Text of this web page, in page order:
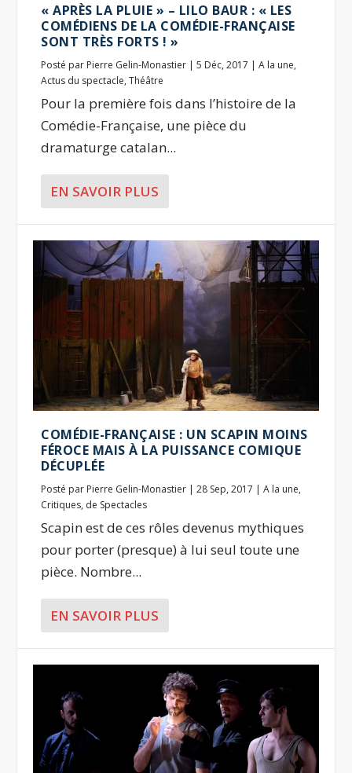
« APRÈS LA PLUIE » – LILO BAUR : « LES
COMÉDIENS DE LA COMÉDIE-FRANÇAISE
SONT TRÈS FORTS ! »
Posté par Pierre Gelin-Monastier |5 Déc, 2017 |A la une,
Actus du spectacle,Théâtre
Pour la première fois dans l’histoire de la
Comédie-Française, une pièce du
dramaturge catalan...
EN SAVOIR PLUS
COMÉDIE-FRANÇAISE : UN SCAPIN MOINS
FÉROCE MAIS À LA PUISSANCE COMIQUE
DÉCUPLÉE
Posté par Pierre Gelin-Monastier |28 Sep, 2017 |A la une,
Critiques, de Spectacles
Scapin est de ces rôles devenus mythiques
pour porter (presque) à lui seul toute une
pièce. Nombre...
EN SAVOIR PLUS